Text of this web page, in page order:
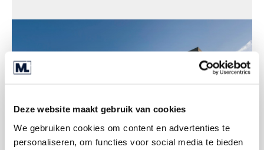
Deze website maakt gebruik van cookies
We gebruiken cookies om content en advertenties te
personaliseren, om functies voor social media te bieden